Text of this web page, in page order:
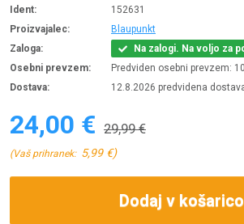
Ident:
152631
Proizvajalec:
Blaupunkt
Zaloga:
Na zalogi. Na voljo za
Osebni prevzem:
Predviden osebni prevzem:
Dostava:
12.8.2026 predvidena
24,00 € 29,99 €
(Vaš prihranek: 5,99 €)
Dodaj v košarico